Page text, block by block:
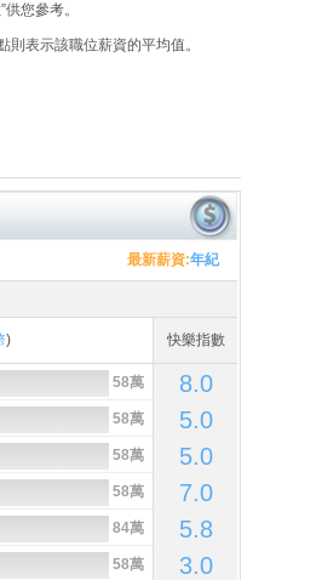
您參考。
表示該職位薪資的平均值。
最新薪資:年紀
) 快樂指數
58萬 8.0
58萬 5.0
58萬 5.0
58萬 7.0
84萬 5.8
58萬 3.0